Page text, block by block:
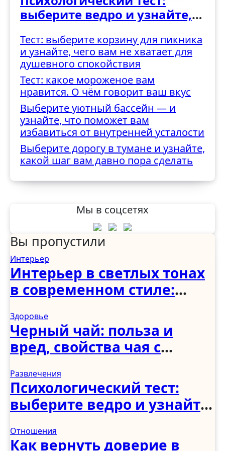
выберите ведро и узнайте,
трудностями
Тест: выберите корзину для пикника
и узнайте, чего вам не хватает для
душевного спокойствия
Тест: какое мороженое вам
нравится. О чём говорит ваш вкус
Выберите уютный бассейн — и
узнайте, что поможет вам
избавиться от внутренней усталости
Выберите дорогу в тумане и узнайте,
какой шаг вам давно пора сделать
Мы в соцсетях
Вы пропустили
Интерьер
Интерьер в светлых тонах
в современном стиле:
прихожая и коридор
Здоровье
Черный чай: польза и
вред, свойства чая с
Развлечения
Психологический тест:
выберите ведро и узнайте,
трудностями
Отношения
Как вернуть доверие в